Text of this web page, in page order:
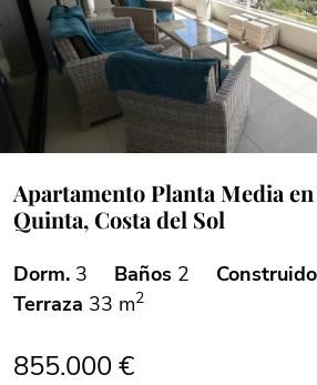
Apartamento Planta Media en
Quinta, Costa del Sol
Dorm. 3 Baños 2 Construido
Terraza 33 m2
855.000 €